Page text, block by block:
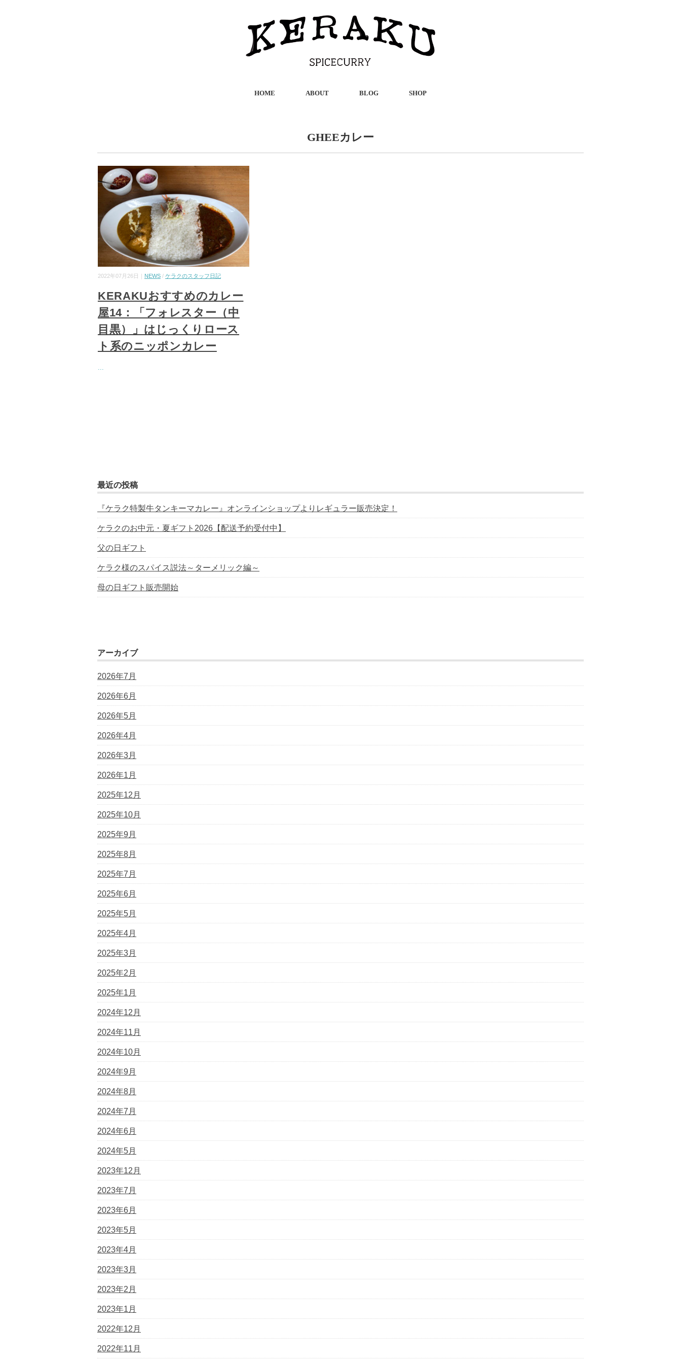
HOME ABOUT BLOG SHOP
GHEEカレー
2022年07月26日｜ NEWS/ ケラクのスタッフ日記
KERAKUおすすめのカレー
屋14：「フォレスター（中
目黒）」はじっくりロース
ト系のニッポンカレー
...
最近の投稿
『ケラク特製牛タンキーマカレー』オンラインショップよりレギュラー販売決定！
ケラクのお中元・夏ギフト2026【配送予約受付中】
父の日ギフト
ケラク様のスパイス説法～ターメリック編～
母の日ギフト販売開始
アーカイブ
2026年7月
2026年6月
2026年5月
2026年4月
2026年3月
2026年1月
2025年12月
2025年10月
2025年9月
2025年8月
2025年7月
2025年6月
2025年5月
2025年4月
2025年3月
2025年2月
2025年1月
2024年12月
2024年11月
2024年10月
2024年9月
2024年8月
2024年7月
2024年6月
2024年5月
2023年12月
2023年7月
2023年6月
2023年5月
2023年4月
2023年3月
2023年2月
2023年1月
2022年12月
2022年11月